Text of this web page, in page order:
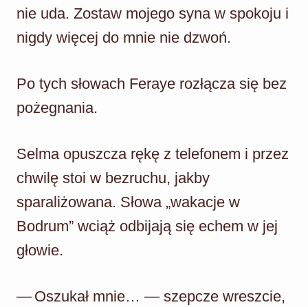
nie uda. Zostaw mojego syna w spokoju i
nigdy więcej do mnie nie dzwoń.
Po tych słowach Feraye rozłącza się bez
pożegnania.
Selma opuszcza rękę z telefonem i przez
chwilę stoi w bezruchu, jakby
sparaliżowana. Słowa „wakacje w
Bodrum” wciąż odbijają się echem w jej
głowie.
— Oszukał mnie… — szepcze wreszcie,